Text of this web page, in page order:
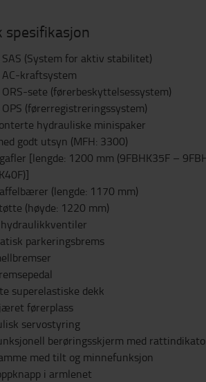
spesifikasjon
SAS (System for aktiv stabilitet)
AC-kraftsystem
sete (førerbeskyttelsessystem)
(førerregistreringssystem)
hydrauliske minispaker
godt utsyn (MFH: 3300)
[lengde: 1200 mm (9FBHK35F –
(lengde: 1170 mm)
(høyde: 1220 mm)
parkeringsbrems
superelastiske dekk
førerplass
servostyring
berøringsskjerm med
med tilt og minnefunksjon
i armlenet